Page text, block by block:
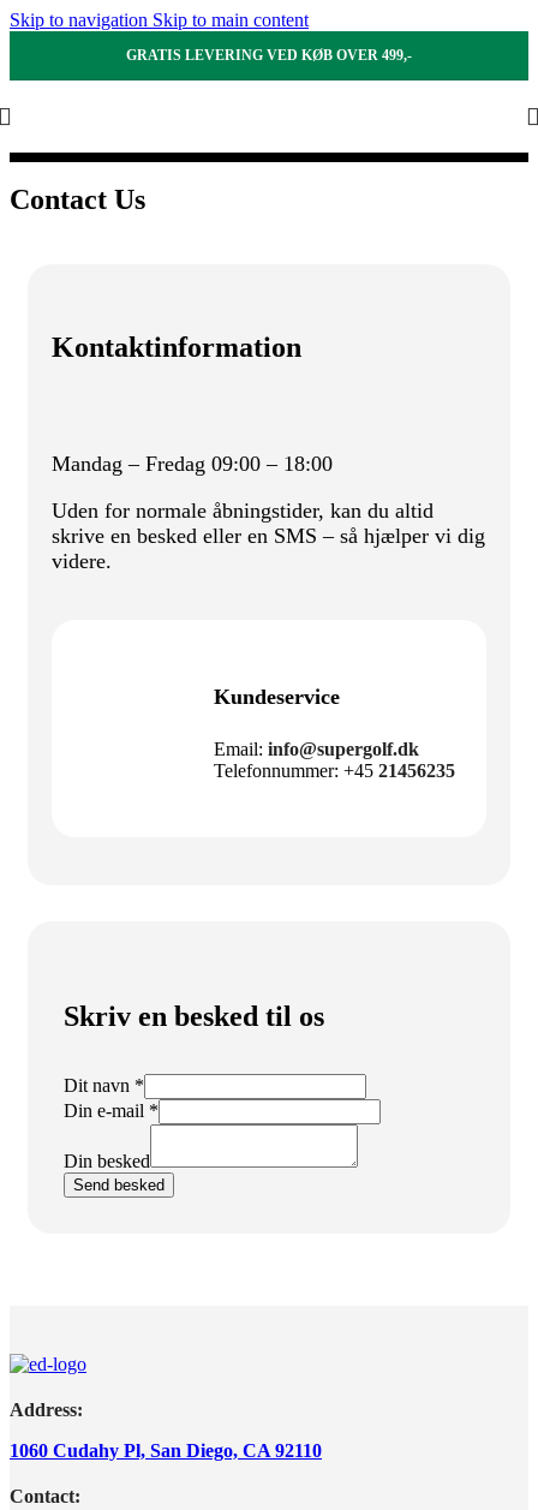
Skip to navigation Skip to main content
GRATIS LEVERING VED KØB OVER 499,-
Home/Contact Us
Contact Us
Kontaktinformation
Mandag – Fredag 09:00 – 18:00
Uden for normale åbningstider, kan du altid
skrive en besked eller en SMS – så hjælper vi dig
videre.
Kundeservice
Email: info@supergolf.dk
Telefonnummer: +45 21456235
Skriv en besked til os
Din
besked
Dit navn *
Din e-mail *
Din besked
Send besked
Address:
1060 Cudahy Pl, San Diego, CA 92110
Contact: